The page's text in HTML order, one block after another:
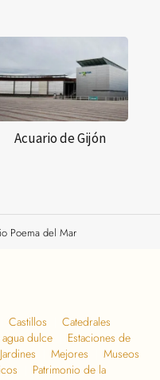
Acuario de Gijón
Poema del Mar
Castillos
Catedrales
agua dulce
Estaciones de
Jardines Mejores
Museos
Patrimonio de la